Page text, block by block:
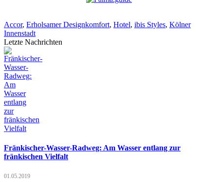
Accor, Erholsamer Designkomfort, Hotel, ibis Styles, Kölner
Innenstadt
Letzte Nachrichten
Fränkischer-Wasser-Radweg: Am Wasser entlang zur
fränkischen Vielfalt
01.05.2019